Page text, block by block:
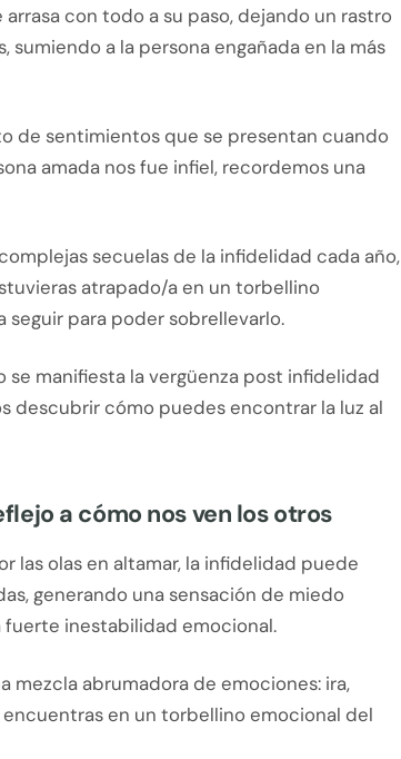
con todo a su paso, dejando un rastro
sumiendo a la persona engañada en la más
de sentimientos que se presentan cuando
amada nos fue infiel, recordemos una
secuelas de la infidelidad cada año,
atrapado/a en un torbellino
seguir para poder sobrellevarlo.
manifiesta la vergüenza post infidelidad
descubrir cómo puedes encontrar la luz al
a cómo nos ven los otros
las olas en altamar, la infidelidad puede
generando una sensación de miedo
inestabilidad emocional.
mezcla abrumadora de emociones: ira,
en un torbellino emocional del